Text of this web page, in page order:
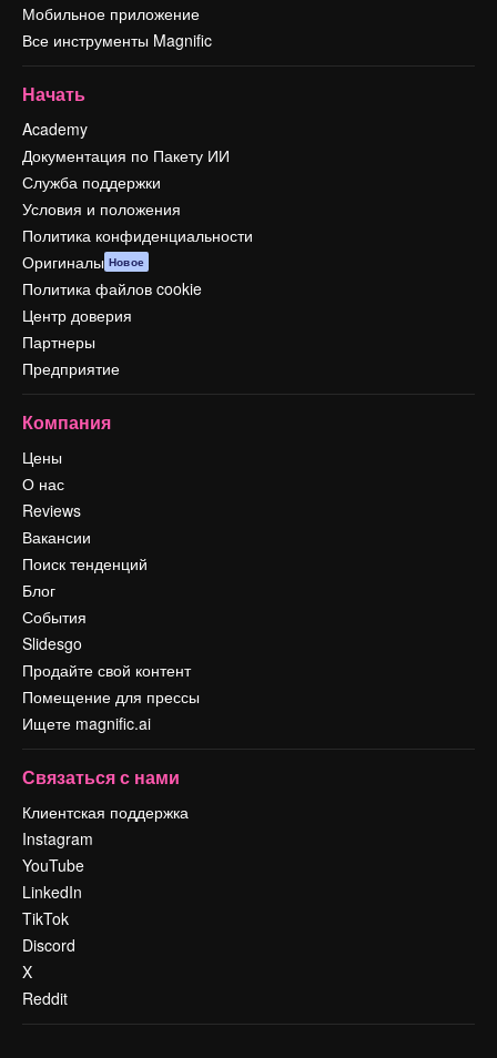
Мобильное приложение
Все инструменты Magnific
Начать
Academy
Документация по Пакету ИИ
Служба поддержки
Условия и положения
Политика конфиденциальности
Оригиналы Новое
Политика файлов cookie
Центр доверия
Партнеры
Предприятие
Компания
Цены
О нас
Reviews
Вакансии
Поиск тенденций
Блог
События
Slidesgo
Продайте свой контент
Помещение для прессы
Ищете magnific.ai
Связаться с нами
Клиентская поддержка
Instagram
YouTube
LinkedIn
TikTok
Discord
X
Reddit